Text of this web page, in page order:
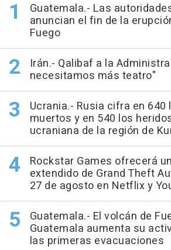
Guatemala.- Las
anuncian el fin de la
Fuego
Irán.- Qalibaf a la
necesitamos más teatro"
Ucrania.- Rusia cifra en 640
muertos y en 540 los
ucraniana de la región de
Rockstar Games ofrecerá
extendido de Grand Theft
27 de agosto en Netflix y
Guatemala.- El volcán de
Guatemala aumenta su
las primeras evacuaciones